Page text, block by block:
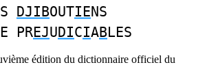
DJIBOUTIENS
PREJUDICIABLES
édition du dictionnaire officiel du